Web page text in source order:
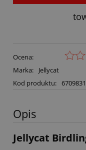
Ocena:
Marka:
Jellycat
Kod produktu:
Opis
Jellycat